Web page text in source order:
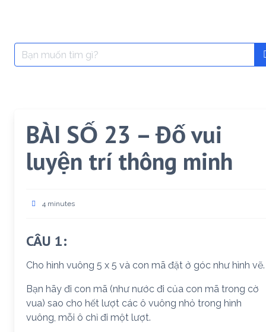
Search
for:
BÀI SỐ 23 – Đố vui
luyện trí thông minh
4 minutes
CÂU 1:
Cho hình vuông 5 x 5 và con mã đặt ở góc như hình vẽ.
Bạn hãy đi con mã (như nước đi của con mã trong cờ
vua) sao cho hết lượt các ô vuông nhỏ trong hình
vuông, mỗi ô chỉ đi một lượt.